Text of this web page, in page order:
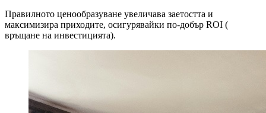
Правилното ценообразуване увеличава заетостта и
максимизира приходите, осигурявайки по-добър ROI (
връщане на инвестицията).